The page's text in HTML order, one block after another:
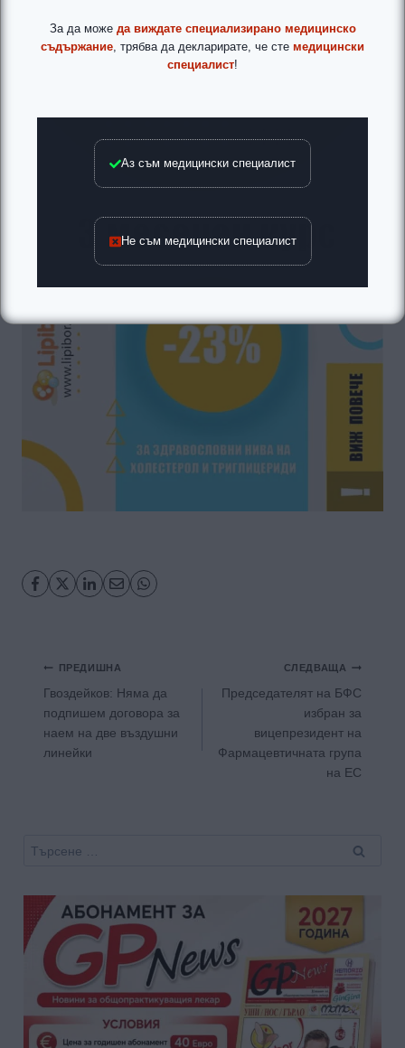
Навигация
ПРЕДИШНА
Гвоздейков: Няма да
подпишем договора за
наем на две въздушни
линейки
СЛЕДВАЩА
Председателят на БФС
избран за
вицепрезидент на
Фармацевтичната група
на ЕС
Търсене
За да може да виждате специализирано медицинско
съдържание, трябва да декларирате, че сте медицински
специалист!
Аз съм медицински специалист
Не съм медицински специалист